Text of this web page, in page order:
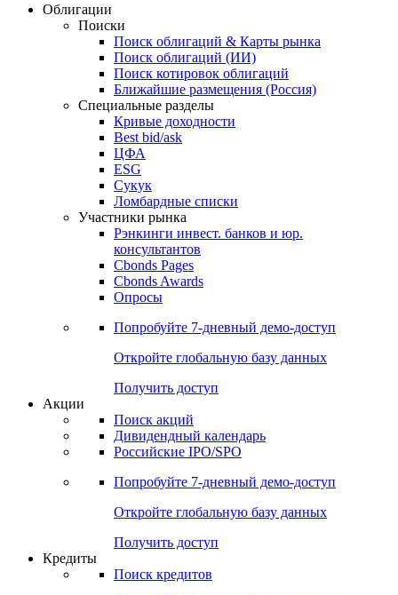
Облигации
Поиски
Поиск облигаций & Карты рынка
Поиск облигаций (ИИ)
Поиск котировок облигаций
Ближайшие размещения (Россия)
Специальные разделы
Кривые доходности
Best bid/ask
ЦФА
ESG
Сукук
Ломбардные списки
Участники рынка
Рэнкинги инвест. банков и юр.
консультантов
Cbonds Pages
Cbonds Awards
Опросы
Попробуйте 7-дневный демо-доступ
Откройте глобальную базу данных
Получить доступ
Акции
Поиск акций
Дивидендный календарь
Российские IPO/SPO
Попробуйте 7-дневный демо-доступ
Откройте глобальную базу данных
Получить доступ
Кредиты
Поиск кредитов